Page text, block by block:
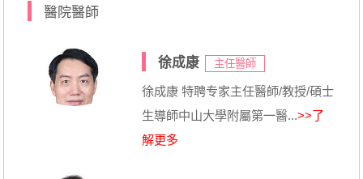
醫院醫師
徐成康 主任醫師
徐成康 特聘专家主任醫師/教授/碩士
生導師中山大學附屬第一醫...>>了
解更多